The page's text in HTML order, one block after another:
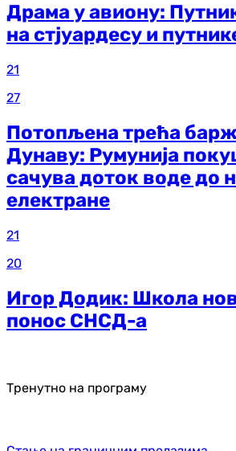
Драма у авиону:
на стјуардесу и
21
27
Потопљена трећа
Дунаву: Румунија
сачува доток воде до
електране
21
20
Игор Додик: Школа
понос СНСД-а
Тренутно на програму